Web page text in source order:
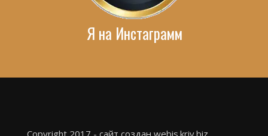
Я на Инстаграмм